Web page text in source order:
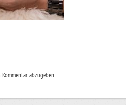
Kommentar abzugeben.